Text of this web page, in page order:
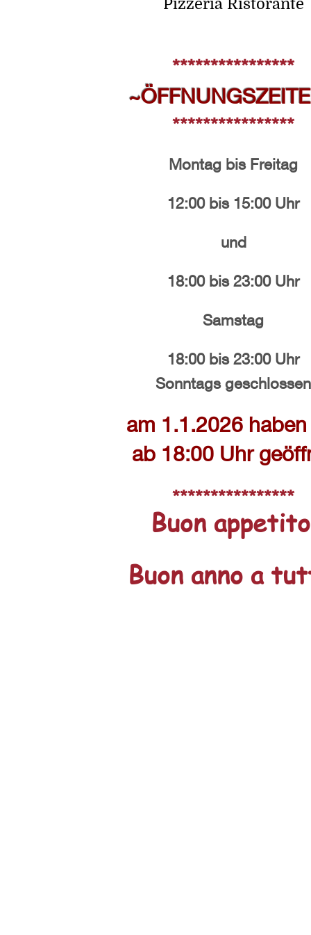
Pizzeria Ristorante
****************
****************
Montag bis Freitag
12:00 bis 15:00 Uhr
und
18:00 bis 23:00 Uhr
Samstag
18:00 bis 23:00 Uhr
Sonntags geschlossen
am 1.1.2026
ab 18:00 Uhr
****************
Buon
Buon anno a